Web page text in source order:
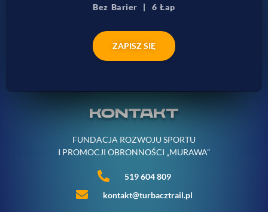
KONTAKT
FUNDACJA ROZWOJU SPORTU
I PROMOCJI OBRONNOŚCI „MURAWA”
519 604 809
kontakt@turbacztrail.pl
Bez Barier | 6 Łap
ZAPISZ SIĘ